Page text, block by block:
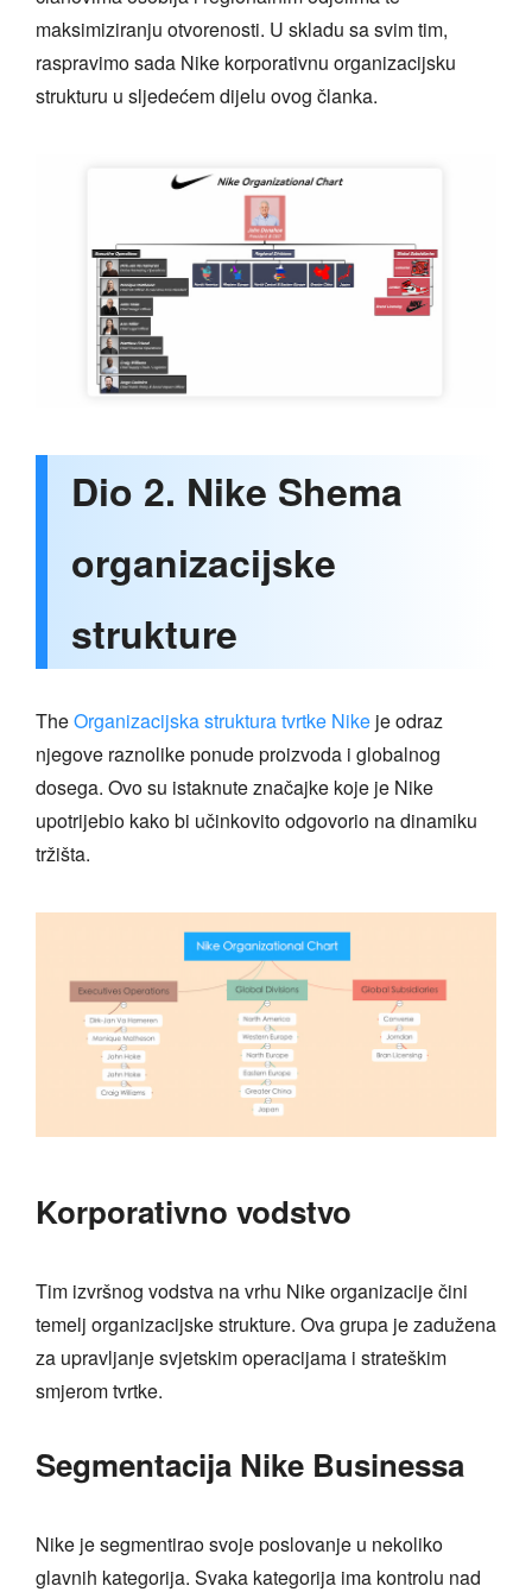
maksimiziranju otvorenosti. U skladu sa svim tim,
raspravimo sada Nike korporativnu organizacijsku
strukturu u sljedećem dijelu ovog članka.
Dio 2. Nike Shema
organizacijske
strukture
TheOrganizacijska struktura tvrtke Nike je odraz
njegove raznolike ponude proizvoda i globalnog
dosega. Ovo su istaknute značajke koje je Nike
upotrijebio kako bi učinkovito odgovorio na dinamiku
tržišta.
Korporativno vodstvo
Tim izvršnog vodstva na vrhu Nike organizacije čini
temelj organizacijske strukture. Ova grupa je zadužena
za upravljanje svjetskim operacijama i strateškim
smjerom tvrtke.
Segmentacija Nike Businessa
Nike je segmentirao svoje poslovanje u nekoliko
glavnih kategorija. Svaka kategorija ima kontrolu nad